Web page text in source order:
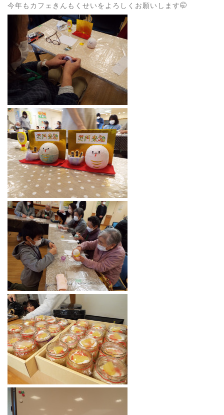
今年もカフェきんもくせいをよろしくお願いします🤭